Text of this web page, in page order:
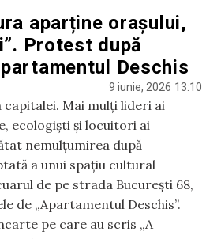
aparține orașului,
Protest după
Deschis
9 iunie, 2026 13:10
Mai mulți lideri ai
ecologiști și locuitori ai
nemulțumirea după
a unui spațiu cultural
de pe strada București 68,
de „Apartamentul Deschis”.
pe care au scris „A